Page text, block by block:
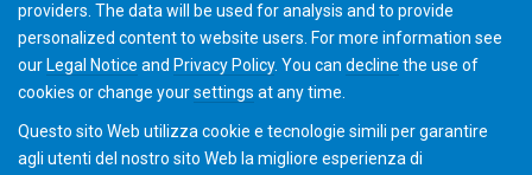
providers. The data will be used for analysis and to provide
personalized content to website users. For more information see
our Legal Notice and Privacy Policy. You can decline the use of
cookies or change yoursettings at any time.
Questo sito Web utilizza cookie e tecnologie simili per garantire
agli utenti del nostro sito Web la migliore esperienza di